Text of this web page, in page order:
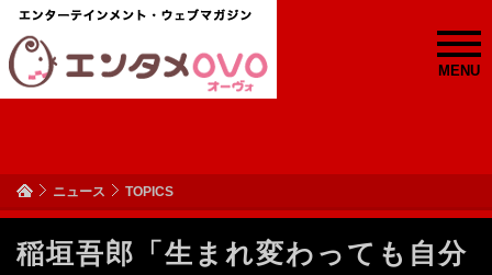
MENU
ニュース TOPICS
稲垣吾郎「生まれ変わっても自分